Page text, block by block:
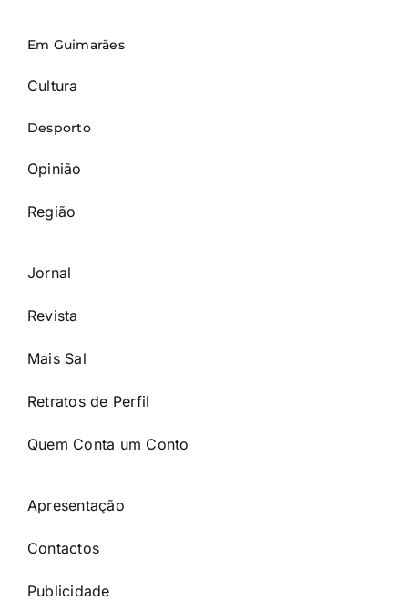
Em Guimarães
Cultura
Desporto
Opinião
Região
Jornal
Revista
Mais Sal
Retratos de Perfil
Quem Conta um Conto
Apresentação
Contactos
Publicidade